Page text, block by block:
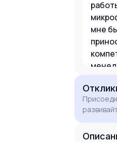
мне